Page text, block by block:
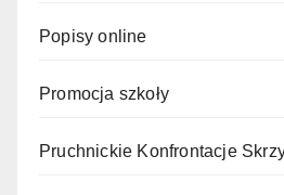
Popisy online
Promocja szkoły
Pruchnickie Konfrontacje